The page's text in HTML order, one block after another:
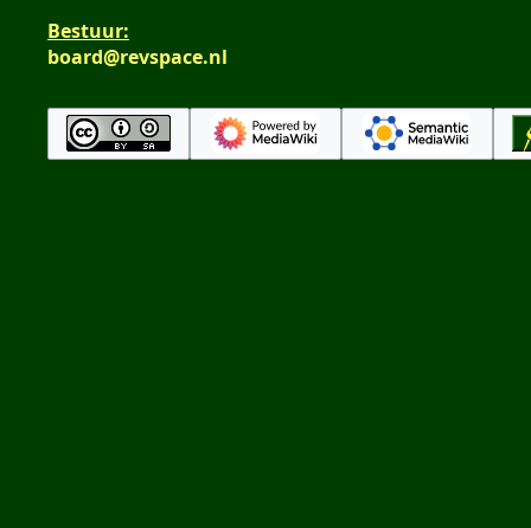
Bestuur:
board@revspace.nl